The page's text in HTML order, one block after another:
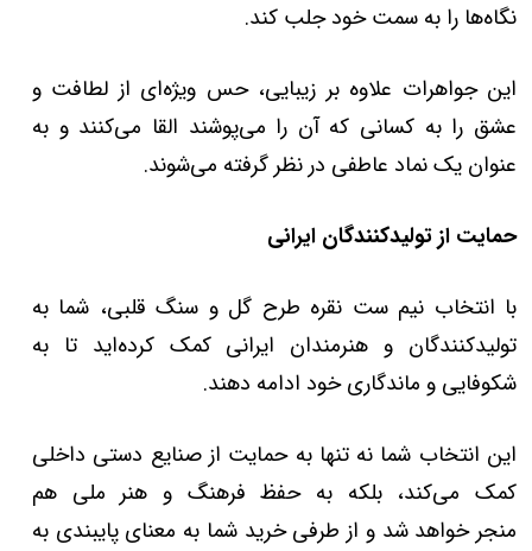
نگاه‌ها را به سمت خود جلب کند.
این جواهرات علاوه بر زیبایی، حس ویژه‌ای از لطافت و
عشق را به کسانی که آن را می‌پوشند القا می‌کنند و به
عنوان یک نماد عاطفی در نظر گرفته می‌شوند.
حمایت از تولیدکنندگان ایرانی
با انتخاب نیم ست نقره طرح گل و سنگ قلبی، شما به
تولیدکنندگان و هنرمندان ایرانی کمک کرده‌اید تا به
شکوفایی و ماندگاری خود ادامه دهند.
این انتخاب شما نه تنها به حمایت از صنایع دستی داخلی
کمک می‌کند، بلکه به حفظ فرهنگ و هنر ملی هم
منجر خواهد شد و از طرفی خرید شما به معنای پایبندی به